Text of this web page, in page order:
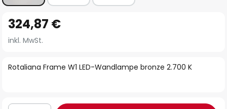
Anfang
der
springen
Rotaliana Frame W1 LED-Wandlampe bronze 2.700 K
324,87 €
inkl. MwSt.